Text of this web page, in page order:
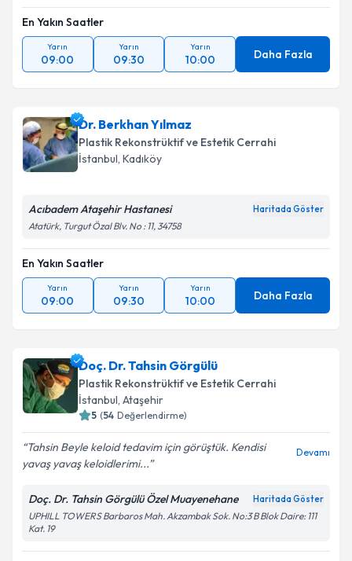
En Yakın Saatler
Yarın
09:00
Yarın
09:30
Yarın
10:00 Daha Fazla
Dr. Berkhan Yılmaz
Plastik Rekonstrüktif ve Estetik Cerrahi
İstanbul, Kadıköy
Acıbadem Ataşehir Hastanesi Haritada Göster
Atatürk, Turgut Özal Blv. No : 11, 34758
En Yakın Saatler
Yarın
09:00
Yarın
09:30
Yarın
10:00 Daha Fazla
Doç. Dr. Tahsin Görgülü
Plastik Rekonstrüktif ve Estetik Cerrahi
İstanbul, Ataşehir
5 (54 Değerlendirme)
Tahsin Beyle keloid tedavim için görüştük. Kendisi
yavaş yavaş keloidlerimi...
Devamı
Doç. Dr. Tahsin Görgülü Özel Muayenehane Haritada Göster
UPHILL TOWERS Barbaros Mah. Akzambak Sok. No:3 B Blok Daire: 111
Kat. 19